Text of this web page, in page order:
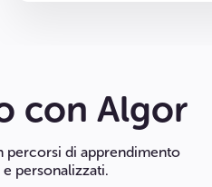
con Algor
percorsi di apprendimento
personalizzati.